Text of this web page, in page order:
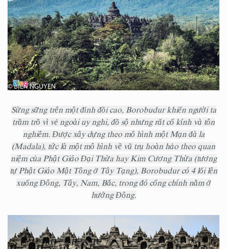
Sừng sững trên một đỉnh đồi cao, Borobudur khiến người ta
trầm trồ vì vẻ ngoài uy nghi, đồ sộ nhưng rất cổ kính và tôn
nghiêm. Được xây dựng theo mô hình một Mạn đà la
(Madala), tức là một mô hình về vũ trụ hoàn hảo theo quan
niệm của Phật Giáo Đại Thừa hay Kim Cương Thừa (tương
tự Phật Giáo Mật Tông ở Tây Tạng), Borobudur có 4 lối lên
xuống Đông, Tây, Nam, Bắc, trong đó cổng chính nằm ở
hướng Đông.